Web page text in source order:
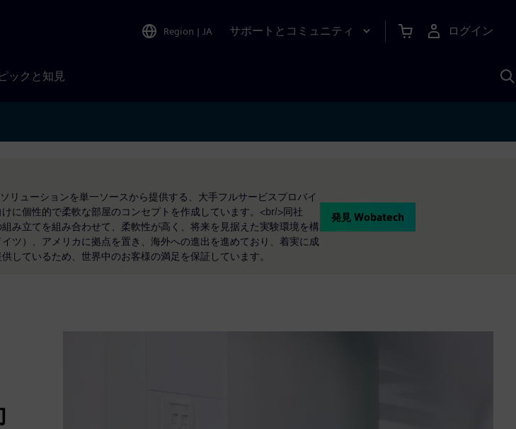
Region | JA サポートとコミュニティ ログイン
ックと知見
ューションを単一ソースから提供する、大手フルサービスプロバイ
に個性的で柔軟な部屋のコンセプトを作成しています。<br/>同社
み立てを組み合わせて、柔軟性が高く、将来を見据えた実験環境を構
ツ）、アメリカに拠点を置き、海外への進出を進めており、着実に成
しているため、世界中のお客様の満足を保証しています。
発見 Wobatech